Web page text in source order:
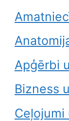
Apģērbi
Bizness
Ceļojumi